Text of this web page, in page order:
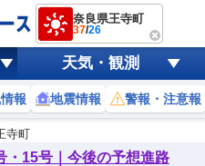
奈良県王寺町
37/26
天気・観測
報 地震情報 警報・注意報
寺町
・15号｜今後の予想進路